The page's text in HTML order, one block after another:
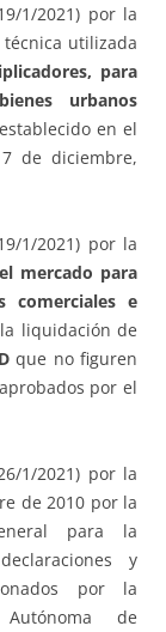
1/2021) por la
utilizada
para
urbanos
en el
de diciembre,
1/2021) por la
mercado para
comerciales e
liquidación de
que no figuren
por el
1/2021) por la
de 2010 por la
para la
y
por la
de